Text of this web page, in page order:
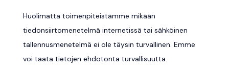
Huolimatta toimenpiteistämme mikään
tiedonsiirtomenetelmä internetissä tai sähköinen
tallennusmenetelmä ei ole täysin turvallinen. Emme
voi taata tietojen ehdotonta turvallisuutta.